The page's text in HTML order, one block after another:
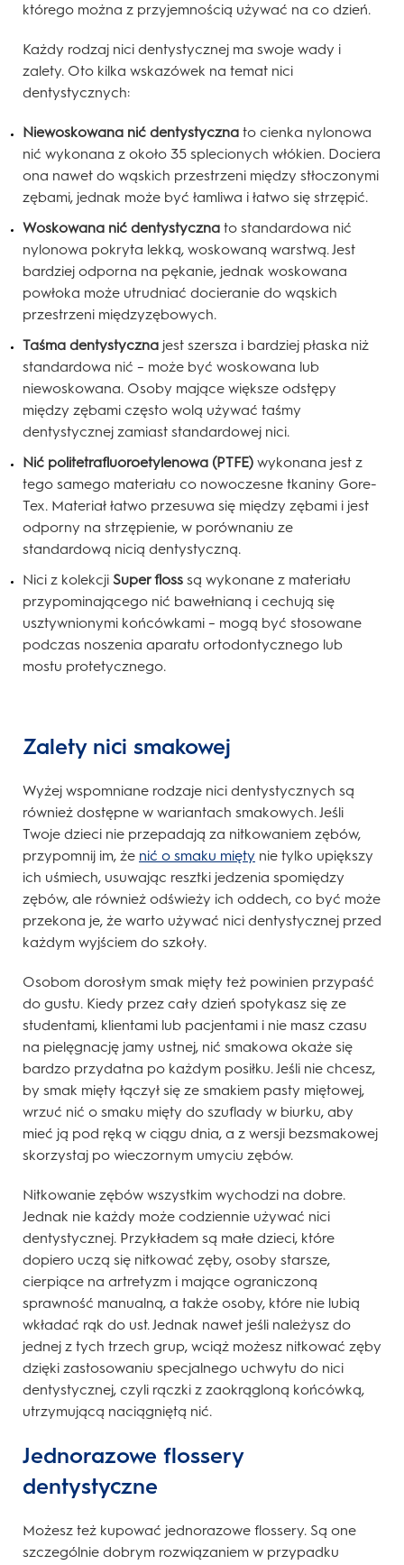
którego można z przyjemnością używać na co dzień.
Każdy rodzaj nici dentystycznej ma swoje wady i
zalety. Oto kilka wskazówek na temat nici
dentystycznych:
Niewoskowana nić dentystyczna to cienka nylonowa
nić wykonana z około 35 splecionych włókien. Dociera
ona nawet do wąskich przestrzeni między stłoczonymi
zębami, jednak może być łamliwa i łatwo się strzępić.
Woskowana nić dentystyczna to standardowa nić
nylonowa pokryta lekką, woskowaną warstwą. Jest
bardziej odporna na pękanie, jednak woskowana
powłoka może utrudniać docieranie do wąskich
przestrzeni międzyzębowych.
Taśma dentystyczna jest szersza i bardziej płaska niż
standardowa nić – może być woskowana lub
niewoskowana. Osoby mające większe odstępy
między zębami często wolą używać taśmy
dentystycznej zamiast standardowej nici.
Nić politetrafluoroetylenowa (PTFE) wykonana jest z
tego samego materiału co nowoczesne tkaniny Gore-
Tex. Materiał łatwo przesuwa się między zębami i jest
odporny na strzępienie, w porównaniu ze
standardową nicią dentystyczną.
Nici z kolekcji Super floss są wykonane z materiału
przypominającego nić bawełnianą i cechują się
usztywnionymi końcówkami – mogą być stosowane
podczas noszenia aparatu ortodontycznego lub
mostu protetycznego.
Zalety nici smakowej
Wyżej wspomniane rodzaje nici dentystycznych są
również dostępne w wariantach smakowych. Jeśli
Twoje dzieci nie przepadają za nitkowaniem zębów,
przypomnij im, że nić o smaku mięty nie tylko upiększy
ich uśmiech, usuwając resztki jedzenia spomiędzy
zębów, ale również odświeży ich oddech, co być może
przekona je, że warto używać nici dentystycznej przed
każdym wyjściem do szkoły.
Osobom dorosłym smak mięty też powinien przypaść
do gustu. Kiedy przez cały dzień spotykasz się ze
studentami, klientami lub pacjentami i nie masz czasu
na pielęgnację jamy ustnej, nić smakowa okaże się
bardzo przydatna po każdym posiłku. Jeśli nie chcesz,
by smak mięty łączył się ze smakiem pasty miętowej,
wrzuć nić o smaku mięty do szuflady w biurku, aby
mieć ją pod ręką w ciągu dnia, a z wersji bezsmakowej
skorzystaj po wieczornym umyciu zębów.
Nitkowanie zębów wszystkim wychodzi na dobre.
Jednak nie każdy może codziennie używać nici
dentystycznej. Przykładem są małe dzieci, które
dopiero uczą się nitkować zęby, osoby starsze,
cierpiące na artretyzm i mające ograniczoną
sprawność manualną, a także osoby, które nie lubią
wkładać rąk do ust. Jednak nawet jeśli należysz do
jednej z tych trzech grup, wciąż możesz nitkować zęby
dzięki zastosowaniu specjalnego uchwytu do nici
dentystycznej, czyli rączki z zaokrągloną końcówką,
utrzymującą naciągniętą nić.
Jednorazowe flossery
dentystyczne
Możesz też kupować jednorazowe flossery. Są one
szczególnie dobrym rozwiązaniem w przypadku